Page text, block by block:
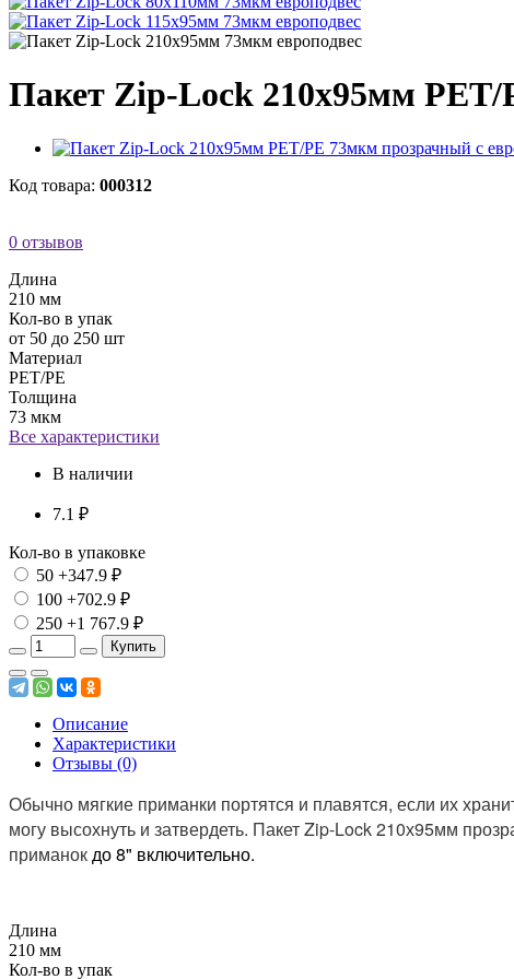
Пакет Zip-Lock 210х95мм PET/
Код товара: 000312
0 отзывов
Длина
210 мм
Кол-во в упак
от 50 до 250 шт
Материал
PET/PE
Толщина
73 мкм
Все характеристики
В наличии
7.1 ₽
Кол-во в упаковке
50 +347.9 ₽
100 +702.9 ₽
250 +1 767.9 ₽
Купить
Описание
Характеристики
Отзывы (0)
Обычно мягкие приманки портятся и плавятся, если их
могу высохнуть и затвердеть. Пакет Zip-Lock 210х95мм
приманокдо 8" включительно.
Длина
210 мм
Кол-во в упак